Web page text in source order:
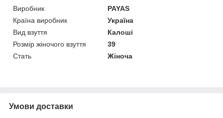
Виробник
PAYAS
Країна виробник
Україна
Вид взуття
Калоші
Розмір жіночого взуття
39
Стать
Жіноча
Умови доставки